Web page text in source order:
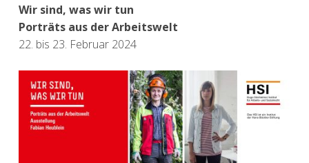
Wir sind, was wir tun
Porträts aus der Arbeitswelt
22. bis 23. Februar 2024